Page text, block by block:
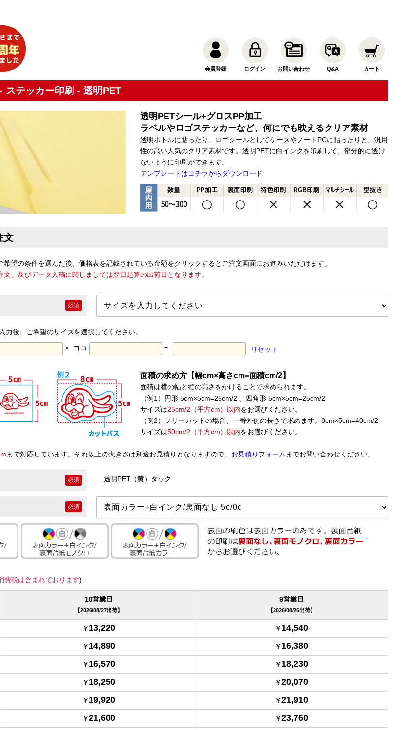
会員登録 ログイン お問い合わせ Q&A カート
ステッカー印刷 - 透明PET
透明PETシール+グロスPP加工
ラベルやロゴステッカーなど、何にでも映えるクリア素材
透明ボトルに貼ったり、ロゴシールとしてケースやノートPCに貼ったりと、汎用
性の高い人気のクリア素材です。透明PETに白インクを印刷して、部分的に透け
ないように印刷ができます。
テンプレートはコチラからダウンロード
文
希望の条件を選んだ後、価格表を記載されている金額をクリックするとご注文画面にお進みいただけます。
、及びデータ入稿に関しましては翌日起算の出荷日となります。
必須
力後、ご希望のサイズを選択してください。
× ヨコ = リセット
面積の求め方【幅cm×高さcm=面積cm/2】
面積は横の幅と縦の高さをかけることで求められます。
（例1）円形 5cm×5cm=25cm/2 、四角形 5cm×5cm=25cm/2
サイズは25cm/2（平方cm）以内をお選びください。
（例2）フリーカットの場合、一番外側の長さで求めます。8cm×5cm=40cm/2
サイズは50cm/2（平方cm）以内をお選びください。
まで対応しています。それ以上の大きさは別途お見積りとなりますので、 お見積りフォーム までお問い合わせください。
必須 透明PET（黄）タック
必須
費税は含まれております)
10営業日
2026/08/27出荷
9営業日
2026/08/26出荷
13,220 14,540
14,890 16,380
16,570 18,230
18,250 20,070
19,920 21,910
21,600 23,760